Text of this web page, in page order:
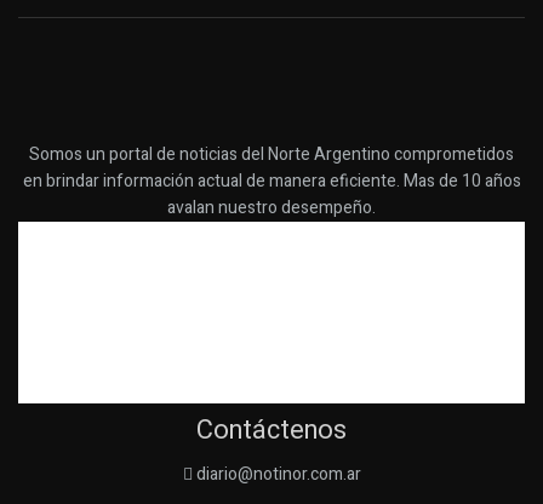
Somos un portal de noticias del Norte Argentino comprometidos
en brindar información actual de manera eficiente. Mas de 10 años
avalan nuestro desempeño.
Contáctenos
diario@notinor.com.ar